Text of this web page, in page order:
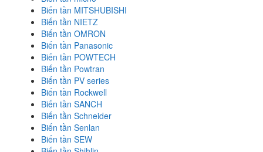
Biến tần MITSHUBISHI
Biến tần NIETZ
Biến tần OMRON
Biến tần Panasonic
Biến tần POWTECH
Biến tần Powtran
Biến tần PV series
Biến tần Rockwell
Biến tần SANCH
Biến tần Schneider
Biến tần Senlan
Biến tần SEW